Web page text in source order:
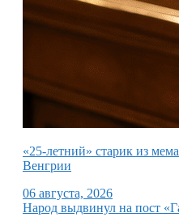
«25-летний» старик из
Венгрии
06 августа, 2026
Народ выдвинул на пост